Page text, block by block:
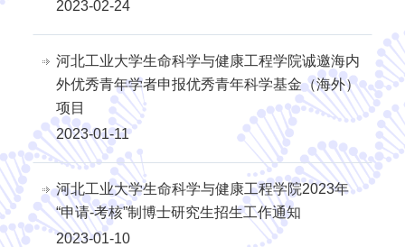
2023-02-24
河北工业大学生命科学与健康工程学院诚邀海内
外优秀青年学者申报优秀青年科学基金（海外）
项目
2023-01-11
河北工业大学生命科学与健康工程学院2023年
“申请-考核”制博士研究生招生工作通知
2023-01-10